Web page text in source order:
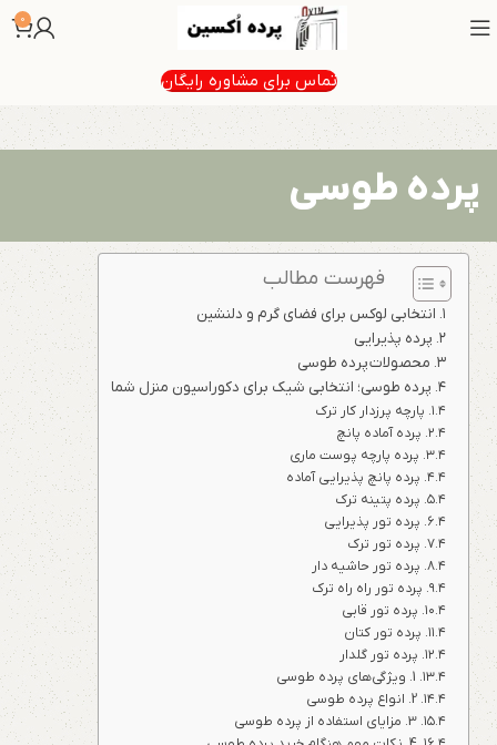
0
تماس برای مشاوره رایگان
پرده طوسی
فهرست مطالب
انتخابی لوکس برای فضای گرم و دلنشین
پرده پذیرایی
محصولات پرده طوسی
پرده طوسی؛ انتخابی شیک برای دکوراسیون منزل شما
پارچه پرزدار کار ترک
پرده آماده پانچ
پرده پارچه پوست ماری
پرده پانچ پذیرایی آماده
پرده پتینه ترک
پرده تور پذیرایی
پرده تور ترک
پرده تور حاشیه دار
پرده تور راه راه ترک
پرده تور قابی
پرده تور کتان
پرده تور گلدار
1. ویژگی‌های پرده طوسی
2. انواع پرده طوسی
3. مزایای استفاده از پرده طوسی